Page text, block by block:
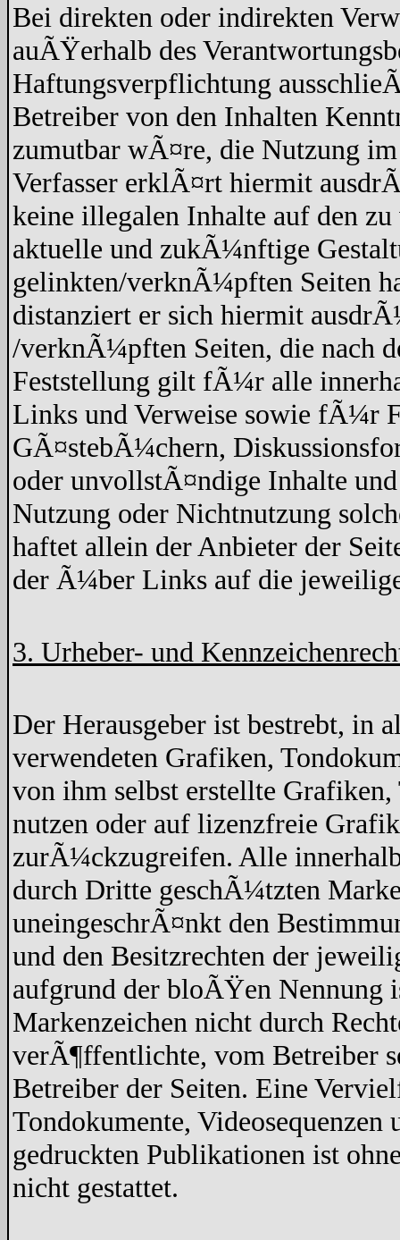
Bei direkten oder indirekten
auÃŸerhalb des
Haftungsverpflichtung
Betreiber von den Inhalten
zumutbar wÃ¤re, die Nutzung
Verfasser erklÃ¤rt hiermit
keine illegalen Inhalte auf den
aktuelle und zukÃ¼nftige
gelinkten/verknÃ¼pften Seiten
distanziert er sich hiermit
/verknÃ¼pften Seiten, die nach
Feststellung gilt fÃ¼r alle
Links und Verweise sowie fÃ¼r
GÃ¤stebÃ¼chern,
oder unvollstÃ¤ndige Inhalte
Nutzung oder Nichtnutzung
haftet allein der Anbieter der
der Ã¼ber Links auf die
3. Urheber- und
Der Herausgeber ist bestrebt, in
verwendeten Grafiken,
von ihm selbst erstellte Grafiken,
nutzen oder auf lizenzfreie
zurÃ¼ckzugreifen. Alle
durch Dritte geschÃ¼tzten
uneingeschrÃ¤nkt den
und den Besitzrechten der
aufgrund der bloÃŸen Nennung
Markenzeichen nicht durch
verÃ¶ffentlichte, vom Betreiber
Betreiber der Seiten. Eine
Tondokumente, Videosequenzen
gedruckten Publikationen ist
nicht gestattet.